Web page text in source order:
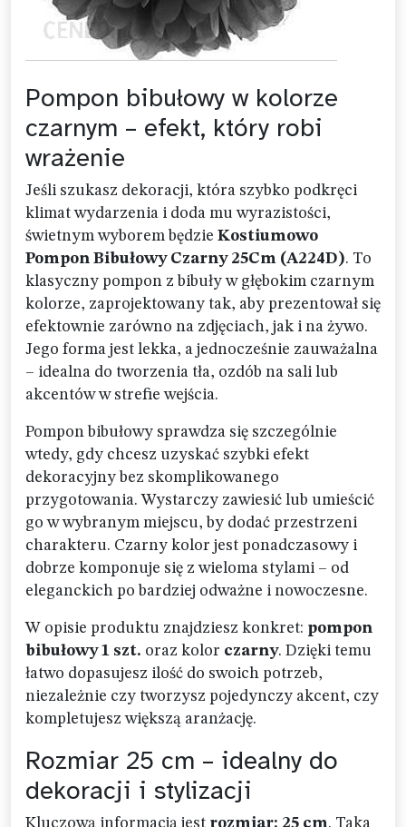
Pompon bibułowy w kolorze
czarnym – efekt, który robi
wrażenie
Jeśli szukasz dekoracji, która szybko podkręci
klimat wydarzenia i doda mu wyrazistości,
świetnym wyborem będzie Kostiumowo
Pompon Bibułowy Czarny 25Cm (A224D). To
klasyczny pompon z bibuły w głębokim czarnym
kolorze, zaprojektowany tak, aby prezentował się
efektownie zarówno na zdjęciach, jak i na żywo.
Jego forma jest lekka, a jednocześnie zauważalna
– idealna do tworzenia tła, ozdób na sali lub
akcentów w strefie wejścia.
Pompon bibułowy sprawdza się szczególnie
wtedy, gdy chcesz uzyskać szybki efekt
dekoracyjny bez skomplikowanego
przygotowania. Wystarczy zawiesić lub umieścić
go w wybranym miejscu, by dodać przestrzeni
charakteru. Czarny kolor jest ponadczasowy i
dobrze komponuje się z wieloma stylami – od
eleganckich po bardziej odważne i nowoczesne.
W opisie produktu znajdziesz konkret: pompon
bibułowy 1 szt. oraz kolor czarny. Dzięki temu
łatwo dopasujesz ilość do swoich potrzeb,
niezależnie czy tworzysz pojedynczy akcent, czy
kompletujesz większą aranżację.
Rozmiar 25 cm – idealny do
dekoracji i stylizacji
Kluczową informacją jest rozmiar: 25 cm. Taka